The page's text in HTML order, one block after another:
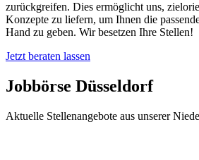
zurückgreifen. Dies ermöglicht uns,
Konzepte zu liefern, um Ihnen die
Hand zu geben. Wir besetzen Ihre Stellen!
Jetzt beraten lassen
Jobbörse Düsseldorf
Aktuelle Stellenangebote aus unserer